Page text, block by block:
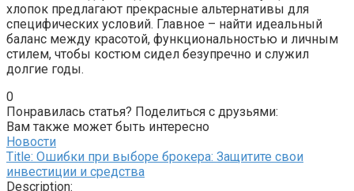
хлопок предлагают прекрасные альтернативы для
специфических условий. Главное – найти идеальный
баланс между красотой, функциональностью и личным
стилем, чтобы костюм сидел безупречно и служил
долгие годы.
0
Понравилась статья? Поделиться с друзьями:
Вам также может быть интересно
Новости
Title: Ошибки при выборе брокера: Защитите свои
инвестиции и средства
Description: